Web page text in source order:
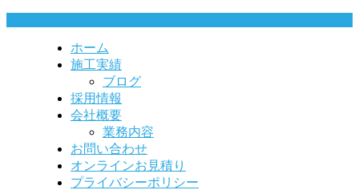
ホーム
施工実績
ブログ
採用情報
会社概要
業務内容
お問い合わせ
オンラインお見積り
プライバシーポリシー